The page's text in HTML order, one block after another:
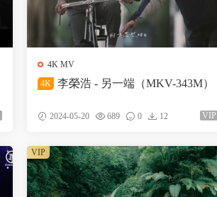
4K MV
4K
李榮浩 - 另一端（MKV-343M）
2024-05-20 689 0 12 VIP
VIP